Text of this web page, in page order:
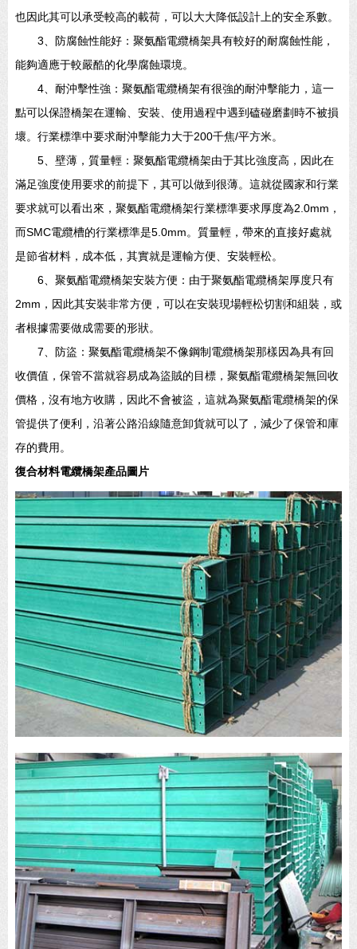
也因此其可以承受較高的載荷，可以大大降低設計上的安全系數。
3、防腐蝕性能好：聚氨酯電纜橋架具有較好的耐腐蝕性能，
能夠適應于較嚴酷的化學腐蝕環境。
4、耐沖擊性強：聚氨酯電纜橋架有很強的耐沖擊能力，這一
點可以保證橋架在運輸、安裝、使用過程中遇到磕碰磨劃時不被損
壞。行業標準中要求耐沖擊能力大于200千焦/平方米。
5、壁薄，質量輕：聚氨酯電纜橋架由于其比強度高，因此在
滿足強度使用要求的前提下，其可以做到很薄。這就從國家和行業
要求就可以看出來，聚氨酯電纜橋架行業標準要求厚度為2.0mm，
而SMC電纜槽的行業標準是5.0mm。質量輕，帶來的直接好處就
是節省材料，成本低，其實就是運輸方便、安裝輕松。
6、聚氨酯電纜橋架安裝方便：由于聚氨酯電纜橋架厚度只有
2mm，因此其安裝非常方便，可以在安裝現場輕松切割和組裝，或
者根據需要做成需要的形狀。
7、防盜：聚氨酯電纜橋架不像鋼制電纜橋架那樣因為具有回
收價值，保管不當就容易成為盜賊的目標，聚氨酯電纜橋架無回收
價格，沒有地方收購，因此不會被盜，這就為聚氨酯電纜橋架的保
管提供了便利，沿著公路沿線隨意卸貨就可以了，減少了保管和庫
存的費用。
復合材料電纜橋架產品圖片